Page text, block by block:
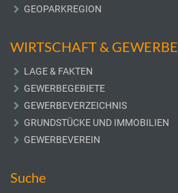
GEOPARKREGION
WIRTSCHAFT & GEWERBE
LAGE & FAKTEN
GEWERBEGEBIETE
GEWERBEVERZEICHNIS
GRUNDSTÜCKE UND IMMOBILIEN
GEWERBEVEREIN
Suche